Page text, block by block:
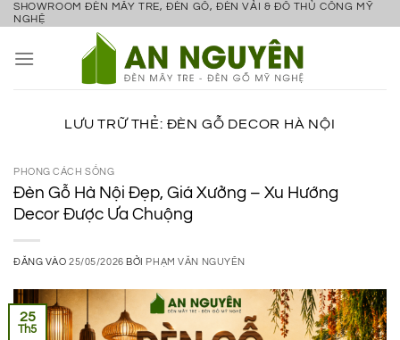
Bỏ
nội
SHOWROOM ĐÈN MÂY TRE, ĐÈN GỖ, ĐÈN VẢI & ĐỒ THỦ CÔNG MỸ
NGHỆ
LƯU TRỮ THẺ: ĐÈN GỖ DECOR HÀ NỘI
PHONG CÁCH SỐNG
Đèn Gỗ Hà Nội Đẹp, Giá Xưởng – Xu Hướng
Decor Được Ưa Chuộng
ĐĂNG VÀO25/05/2026 BỞI PHẠM VĂN NGUYÊN
25
Th5